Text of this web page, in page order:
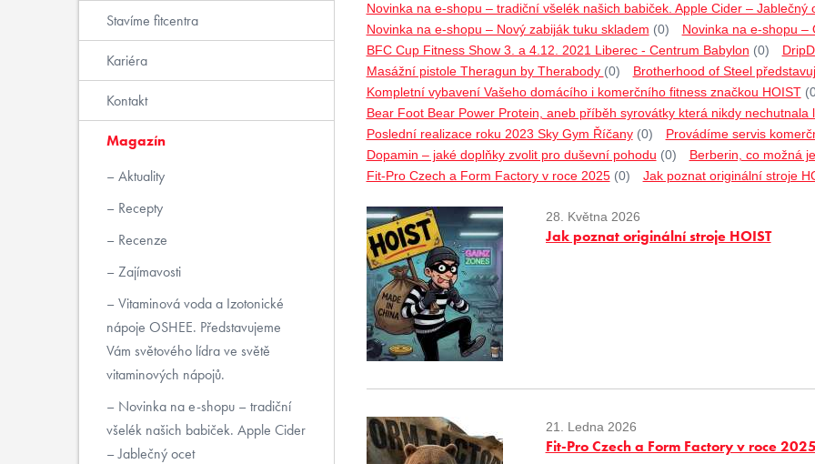
Novinka na e-shopu – tradiční všelék našich babiček. Apple Cider – Jablečný
Novinka na e-shopu – Nový zabiják tuku skladem (0)
Novinka na e-shopu –
BFC Cup Fitness Show 3. a 4.12. 2021 Liberec - Centrum Babylon (0)
Masážní pistole Theragun by Therabody (0)
Brotherhood of Steel
Kompletní vybavení Vašeho domácího i komerčního fitness značkou HOIST
Bear Foot Bear Power Protein, aneb příběh syrovátky která nikdy nechutnala
Poslední realizace roku 2023 Sky Gym Říčany (0)
Provádíme servis
Dopamin – jaké doplňky zvolit pro duševní pohodu (0)
Berberin, co možná
Fit-Pro Czech a Form Factory v roce 2025 (0) Jak poznat originální stroje
28. Května 2026
Jak poznat originální stroje HOIST
21. Ledna 2026
Fit-Pro Czech a Form Factory v roce
Stavíme fitcentra
Kariéra
Kontakt
Magazín
Aktuality
Recepty
Recenze
Zajímavosti
Vitaminová voda a Izotonické
nápoje OSHEE. Představujeme
Vám světového lídra ve světě
vitaminových nápojů.
Novinka na e-shopu – tradiční
všelék našich babiček. Apple Cider
– Jablečný ocet